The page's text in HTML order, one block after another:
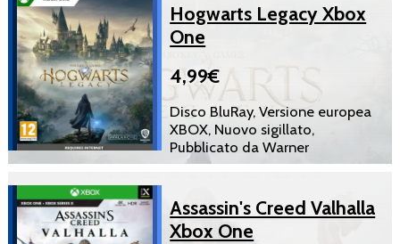
Hogwarts Legacy Xbox
One
4,99€
Disco BluRay, Versione europea
XBOX, Nuovo sigillato,
Pubblicato da Warner
Assassin's Creed Valhalla
Xbox One